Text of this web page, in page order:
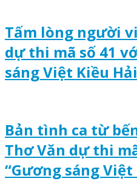
Tấm lòng người
dự thi mã số 41
sáng Việt Kiều
Bản tình ca từ
Thơ Văn dự thi
“Gương sáng